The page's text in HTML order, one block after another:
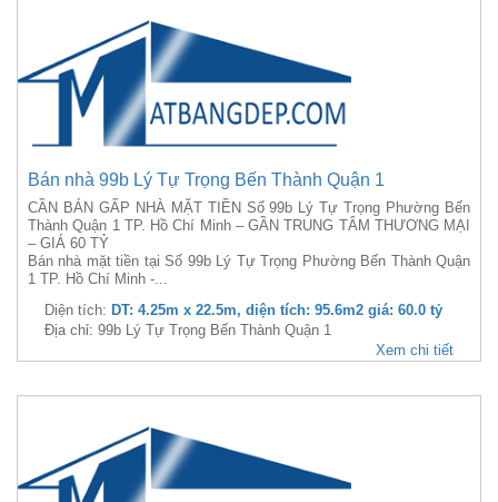
Bán nhà 99b Lý Tự Trọng Bến Thành Quận 1
CẦN BÁN GẤP NHÀ MẶT TIỀN Số 99b Lý Tự Trọng Phường Bến
Thành Quận 1 TP. Hồ Chí Minh – GẦN TRUNG TÂM THƯƠNG MẠI
– GIÁ 60 TỶ
Bán nhà mặt tiền tại Số 99b Lý Tự Trọng Phường Bến Thành Quận
1 TP. Hồ Chí Minh -...
Diện tích: DT: 4.25m x 22.5m, diện tích: 95.6m2 giá: 60.0 tỷ
Địa chỉ: 99b Lý Tự Trọng Bến Thành Quận 1
Xem chi tiết